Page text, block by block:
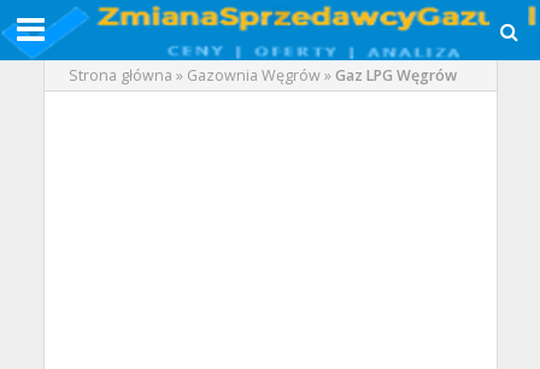
Strona główna » Gazownia Węgrów»Gaz LPG Węgrów